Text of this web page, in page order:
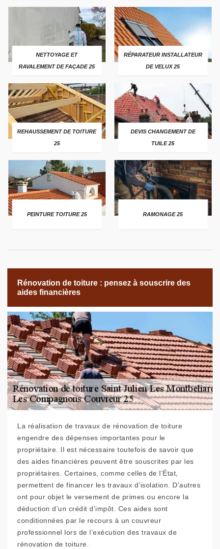
NETTOYAGE ET
RAVALEMENT DE FAÇADE 25
RÉPARATEUR INSTALLATEUR
DE VELUX 25
REHAUSSEMENT DE TOITURE
25
DEVIS CHANGEMENT DE
TUILE 25
PEINTURE TOITURE 25 RAMONAGE 25
Rénovation de toiture : pensez à souscrire des
aides financières
La réalisation de travaux de rénovation de toiture
engendre des dépenses importantes pour le
propriétaire. Il est nécessaire toutefois de savoir que
des aides financières peuvent être souscrites par les
propriétaires. Certaines, comme celles de l’État,
permettent de financer les travaux d’isolation. D’autres
ont pour objet le versement de primes ou encore la
déduction d’un crédit d’impôt. Ces aides sont
conditionnées par le recours à un couvreur
professionnel lors de l’exécution des travaux de
rénovation de toiture.